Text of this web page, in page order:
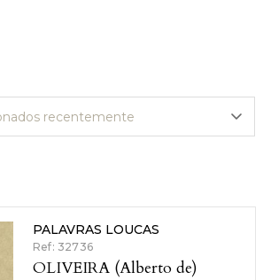
PALAVRAS LOUCAS
Ref: 32736
OLIVEIRA (Alberto de)